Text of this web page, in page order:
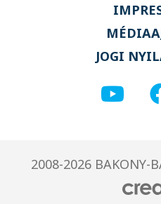
JOGI
2008-2026 BAKONY-